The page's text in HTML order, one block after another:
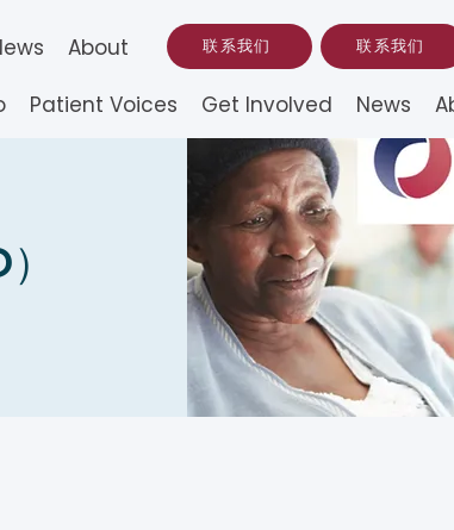
About 联系我们 联系我们
Patient Voices Get Involved News